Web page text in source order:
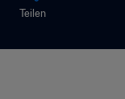
Teilen